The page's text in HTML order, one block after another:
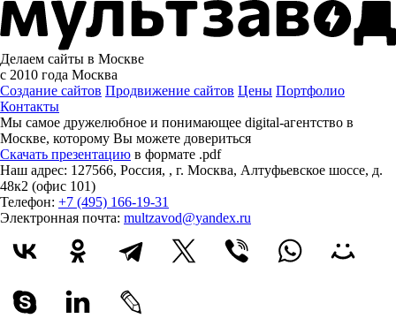
Делаем сайты в Москве
с 2010 года Москва
Создание сайтов Продвижение сайтов Цены Портфолио
Контакты
Мы самое дружелюбное и понимающее digital-агентство в
Москве, которому Вы можете довериться
Скачать презентацию в формате .pdf
Наш адрес: 127566, Россия, , г. Москва, Алтуфьевское шоссе, д.
48к2 (офис 101)
Телефон: +7 (495) 166-19-31
Электронная почта: multzavod@yandex.ru